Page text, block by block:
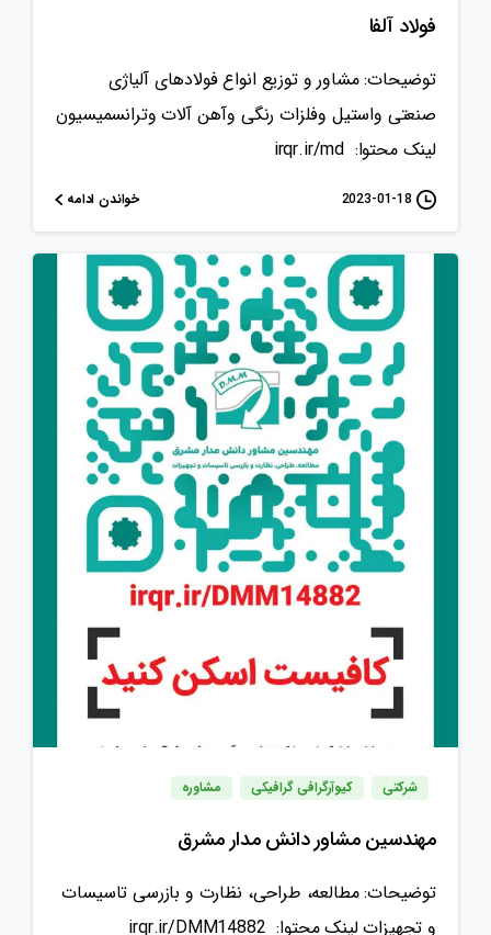
فولاد آلفا
توضیحات: مشاور و توزیع انواع فولادهای آلیاژی
صنعتی واستیل وفلزات رنگی وآهن آلات وترانسمیسیون
لینک محتوا: irqr.ir/md
2023-01-18 خواندن ادامه
شرکتی کیوآرگرافی گرافیکی مشاوره
مهندسین مشاور دانش مدار مشرق
توضیحات: مطالعه، طراحی، نظارت و بازرسی تاسیسات
و تجهیزات لینک محتوا: irqr.ir/DMM14882